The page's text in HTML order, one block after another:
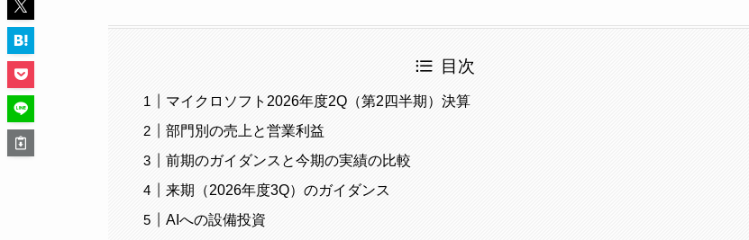
目次
マイクロソフト2026年度2Q（第2四半期）決算
部門別の売上と営業利益
前期のガイダンスと今期の実績の比較
来期（2026年度3Q）のガイダンス
AIへの設備投資